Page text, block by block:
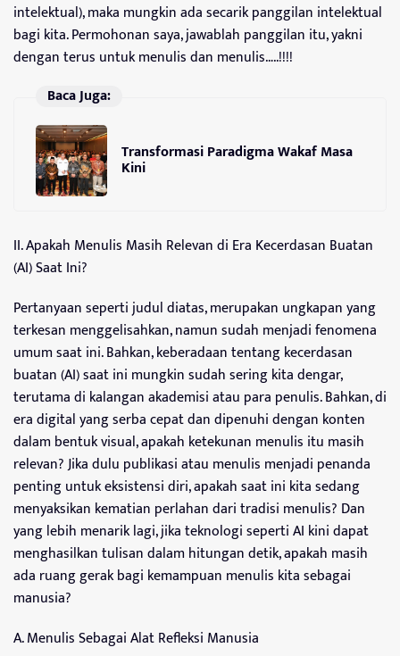
intelektual), maka mungkin ada secarik panggilan intelektual
bagi kita. Permohonan saya, jawablah panggilan itu, yakni
dengan terus untuk menulis dan menulis…..!!!!
Baca Juga:
Transformasi Paradigma Wakaf Masa
Kini
II. Apakah Menulis Masih Relevan di Era Kecerdasan Buatan
(AI) Saat Ini?
Pertanyaan seperti judul diatas, merupakan ungkapan yang
terkesan menggelisahkan, namun sudah menjadi fenomena
umum saat ini. Bahkan, keberadaan tentang kecerdasan
buatan (AI) saat ini mungkin sudah sering kita dengar,
terutama di kalangan akademisi atau para penulis. Bahkan, di
era digital yang serba cepat dan dipenuhi dengan konten
dalam bentuk visual, apakah ketekunan menulis itu masih
relevan? Jika dulu publikasi atau menulis menjadi penanda
penting untuk eksistensi diri, apakah saat ini kita sedang
menyaksikan kematian perlahan dari tradisi menulis? Dan
yang lebih menarik lagi, jika teknologi seperti AI kini dapat
menghasilkan tulisan dalam hitungan detik, apakah masih
ada ruang gerak bagi kemampuan menulis kita sebagai
manusia?
A. Menulis Sebagai Alat Refleksi Manusia